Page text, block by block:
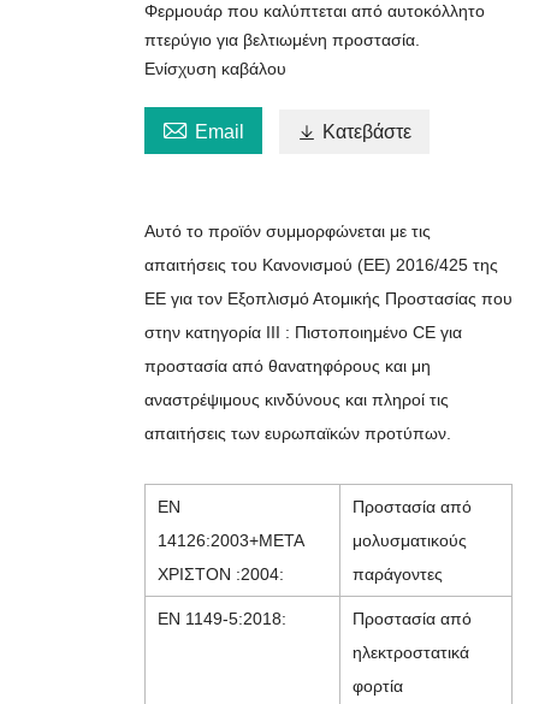
Φερμουάρ που καλύπτεται από αυτοκόλλητο
πτερύγιο για βελτιωμένη προστασία.
Ενίσχυση καβάλου
 Email  Κατεβάστε
Αυτό το προϊόν συμμορφώνεται με τις
απαιτήσεις του Κανονισμού (ΕΕ) 2016/425 της
ΕΕ για τον Εξοπλισμό Ατομικής Προστασίας που
στην κατηγορία III : Πιστοποιημένο CE για
προστασία από θανατηφόρους και μη
αναστρέψιμους κινδύνους και πληροί τις
απαιτήσεις των ευρωπαϊκών προτύπων.
EN
14126:2003+ΜΕΤΑ
ΧΡΙΣΤΟΝ :2004:
Προστασία από
μολυσματικούς
παράγοντες
EN 1149-5:2018:
Προστασία από
ηλεκτροστατικά
φορτία